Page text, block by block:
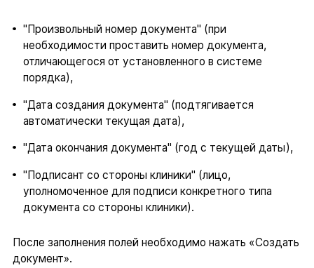
"Произвольный номер документа" (при
необходимости проставить номер документа,
отличающегося от установленного в системе
порядка),
"Дата создания документа" (подтягивается
автоматически текущая дата),
"Дата окончания документа" (год с текущей даты),
"Подписант со стороны клиники" (лицо,
уполномоченное для подписи конкретного типа
документа со стороны клиники).
После заполнения полей необходимо нажать «Создать
документ».